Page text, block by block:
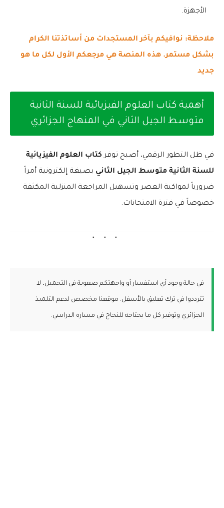
الأجهزة.
ملاحظة: نوافيكم بآخر المستجدات من أساتذتنا الكرام
بشكل مستمر. هذه المنصة هي مرجعكم الأول لكل ما هو
جديد
أهمية كتاب العلوم الفيزيائية للسنة الثانية
متوسط الجيل الثاني في المنهاج الجزائري
في ظل التطور الرقمي، أصبح توفر كتاب العلوم الفيزيائية
للسنة الثانية متوسط الجيل الثاني بصيغة إلكترونية أمراً
ضرورياً لمواكبة العصر وتسهيل المراجعة المنزلية المكثفة
خصوصاً في فترة الامتحانات.
في حالة وجود أي استفسار أو واجهتكم صعوبة في التحميل، لا
تترددوا في ترك تعليق بالأسفل. موقعنا مخصص لدعم التلميذ
الجزائري وتوفير كل ما يحتاجه للنجاح في مساره الدراسي.